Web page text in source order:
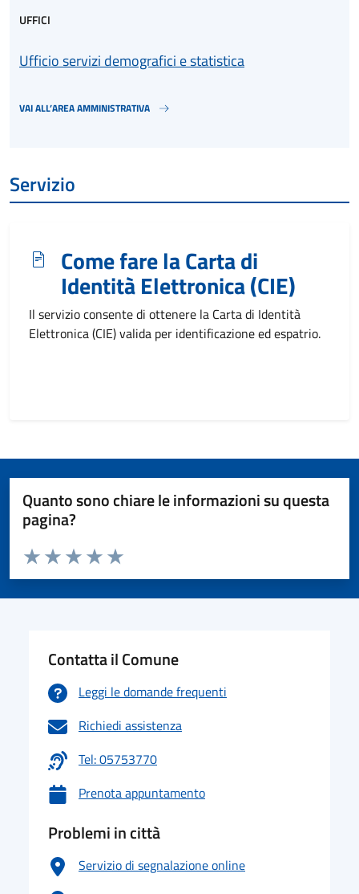
UFFICI
Ufficio servizi demografici e statistica
VAI ALL’AREA AMMINISTRATIVA
Servizio
Come fare la Carta di
Identità Elettronica (CIE)
Il servizio consente di ottenere la Carta di Identità
Elettronica (CIE) valida per identificazione ed espatrio.
Quanto sono chiare le informazioni su questa
pagina?
Valuta da 1 a 5 stelle la pagina
Valuta 5 stelle su 5
Valuta 4 stelle su 5
Valuta 3 stelle su 5
Valuta 2 stelle su 5
Valuta 1 stelle su 5
Contatta il Comune
Leggi le domande frequenti
Richiedi assistenza
Tel: 05753770
Prenota appuntamento
Problemi in città
Servizio di segnalazione online